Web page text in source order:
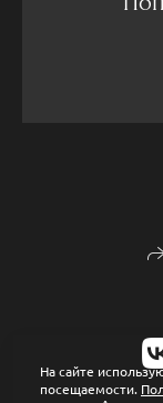
На сайте
посещаемости.